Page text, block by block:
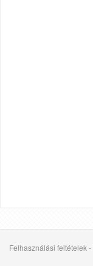
Felhasználási feltételek-